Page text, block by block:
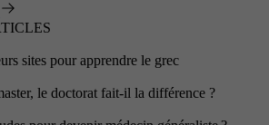
sites pour apprendre le grec
le doctorat fait-il la différence ?